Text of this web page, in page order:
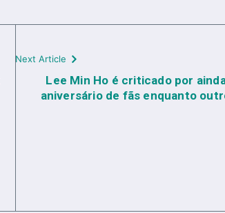
Next Article
Lee Min Ho é criticado por
aniversário de fãs enquanto